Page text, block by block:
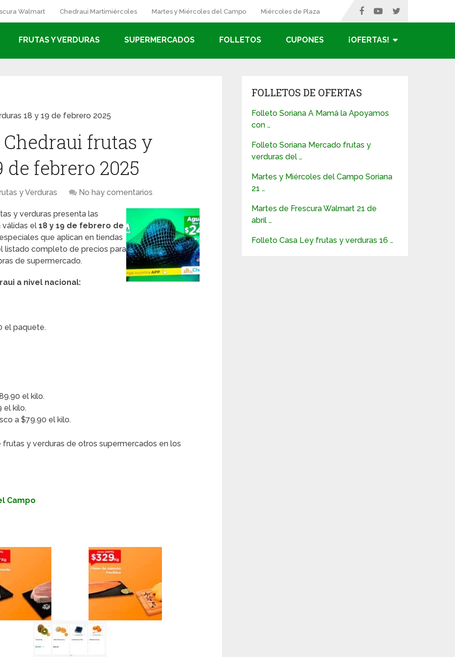
Walmart Chedraui Martimiércoles Martes y Miércoles del Campo Miércoles de Plaza
FRUTAS Y VERDURAS SUPERMERCADOS FOLLETOS CUPONES ¡OFERTAS!
18 y 19 de febrero 2025
frutas y
de febrero 2025
y Verduras No hay comentarios
y verduras presenta las
válidas el 18 y 19 de febrero de
que aplican en tiendas
listado completo de precios para
de supermercado.
a nivel nacional:
el paquete.
el kilo.
el kilo.
a $79.90 el kilo.
y verduras de otros supermercados en los
Campo
FOLLETOS DE OFERTAS
Folleto Soriana A Mamá la Apoyamos
con …
Folleto Soriana Mercado frutas y
verduras del …
Martes y Miércoles del Campo Soriana
21 …
Martes de Frescura Walmart 21 de
abril …
Folleto Casa Ley frutas y verduras 16 …